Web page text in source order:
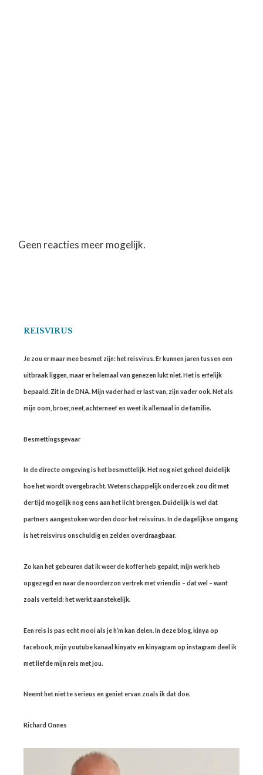
Geen reacties meer mogelijk.
REISVIRUS
Je zou er maar mee besmet zijn: het reisvirus. Er kunnen jaren tussen een
uitbraak liggen, maar er helemaal van genezen lukt niet. Het is erfelijk
bepaald. Zit in de DNA. Mijn vader had er last van, zijn vader ook. Net als
mijn oom, broer, neef, achterneef en weet ik allemaal in de familie.
Besmettingsgevaar
In de directe omgeving is het besmettelijk. Het nog niet geheel duidelijk
hoe het wordt overgebracht. Wetenschappelijk onderzoek zou dit met
der tijd mogelijk nog eens aan het licht brengen. Duidelijk is wel dat
partners aangestoken worden door het reisvirus. In de dagelijkse omgang
is het reisvirus onschuldig en zelden overdraagbaar.
Zo kan het gebeuren dat ik weer de koffer heb gepakt, mijn werk heb
opgezegd en naar de noorderzon vertrek met vriendin – dat wel – want
zoals verteld: het werkt aanstekelijk.
Een reis is pas echt mooi als je h’m kan delen. In deze blog, kinya op
facebook, mijn youtube kanaal kinyatv en kinyagram op instagram deel ik
met liefde mijn reis met jou.
Neemt het niet te serieus en geniet ervan zoals ik dat doe.
Richard Onnes